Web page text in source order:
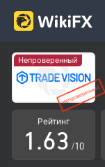
Непроверенный
Рейтинг
0
1.
2
3
4
5
6
0
1
2
3 /10